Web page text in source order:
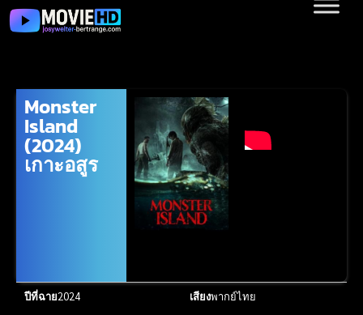
Monster
Island
(2024)
เกาะอสูร
ปีที่ฉาย2024 เสียงพากย์ไทย